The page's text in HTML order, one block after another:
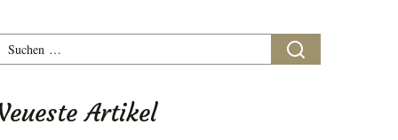
Suchen
Artikel